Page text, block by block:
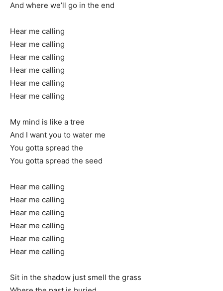
And where we’ll go in the end
Hear me calling
Hear me calling
Hear me calling
Hear me calling
Hear me calling
Hear me calling
My mind is like a tree
And I want you to water me
You gotta spread the
You gotta spread the seed
Hear me calling
Hear me calling
Hear me calling
Hear me calling
Hear me calling
Hear me calling
Sit in the shadow just smell the grass